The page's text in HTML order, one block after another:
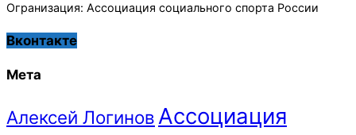
Огранизация: Ассоциация социального спорта России
Вконтакте
Мета
Алексей Логинов Ассоциация